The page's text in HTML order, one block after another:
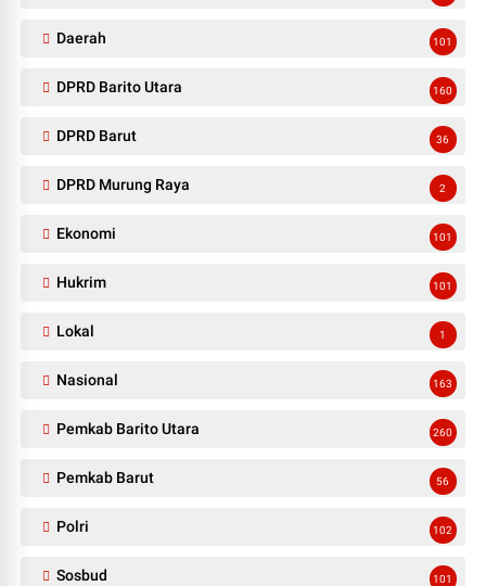
Daerah 101
DPRD Barito Utara 160
DPRD Barut 36
DPRD Murung Raya 2
Ekonomi 101
Hukrim 101
Lokal 1
Nasional 163
Pemkab Barito Utara 260
Pemkab Barut 56
Polri 102
Sosbud 101